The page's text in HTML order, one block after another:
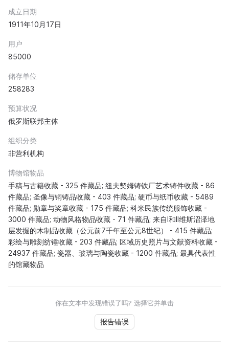
成立日期
1911年10月17日
用户
85000
储存单位
258283
预算状况
俄罗斯联邦主体
组织分类
非营利机构
博物馆物品
手稿与古籍收藏 - 325 件藏品; 纽夫契姆铸铁厂艺术铸件收藏 - 86
件藏品; 圣像与铜铸品收藏 - 403 件藏品; 硬币与纸币收藏 - 5489
件藏品; 勋章与奖章收藏 - 175 件藏品; 科米民族传统服饰收藏 -
3000 件藏品; 动物风格物品收藏 - 71 件藏品; 来自I和II维斯沼泽地
层发掘的木制品收藏（公元前7千年至公元8世纪） - 415 件藏品;
彩绘与雕刻纺锤收藏 - 203 件藏品; 区域历史照片与文献资料收藏 -
24937 件藏品; 瓷器、玻璃与陶瓷收藏 - 1200 件藏品; 最具代表性
的馆藏物品
你在文本中发现错误了吗? 选择它并单击
报告错误